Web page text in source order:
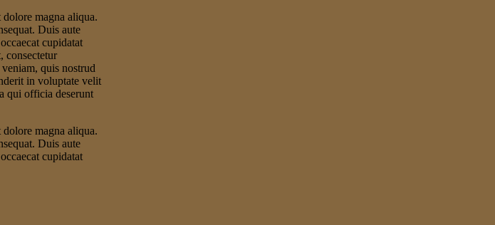
magna aliqua.
Duis aute
cupidatat
consectetur
quis nostrud
in voluptate velit
qui officia deserunt
magna aliqua.
Duis aute
cupidatat